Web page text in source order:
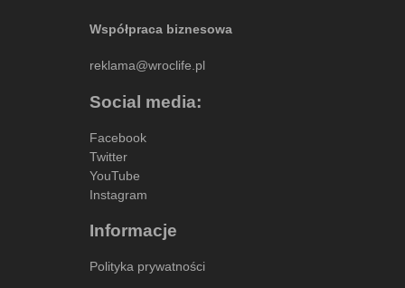
Współpraca biznesowa
reklama@wroclife.pl
Social media:
Facebook
Twitter
YouTube
Instagram
Informacje
Polityka prywatności